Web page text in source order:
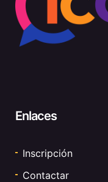
Enlaces
Inscripción
Contactar